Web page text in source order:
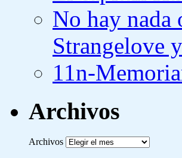
No hay nada
Strangelove
11n-
Archivos
Archivos